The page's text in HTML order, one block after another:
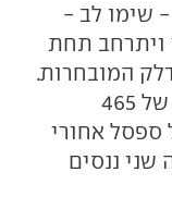
שימו לב -
ויתרחב תחת
המובחרות.
ניסאן GT-R נמתחת לאורך מכובד של 465
אחורי
שני ננסים